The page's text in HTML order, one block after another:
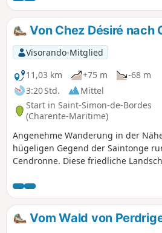
Von Chez Désiré nach
Visorando-Mitglied
11,03 km
+75 m
-68 m
3:20 Std.
Mittel
Start in Saint-Simon-de-Bordes
(Charente-Maritime)
Angenehme Wanderung in der
hügeligen Gegend der Saintonge
Cendronne. Diese friedliche
Weinbergen, die eine
Route bietet auch die Gelegenheit,
architektonischen Erbes zu
Vom Wald von